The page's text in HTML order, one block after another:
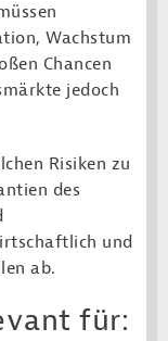
Wachstum
Chancen
jedoch
Risiken zu
des
und
ab.
für: